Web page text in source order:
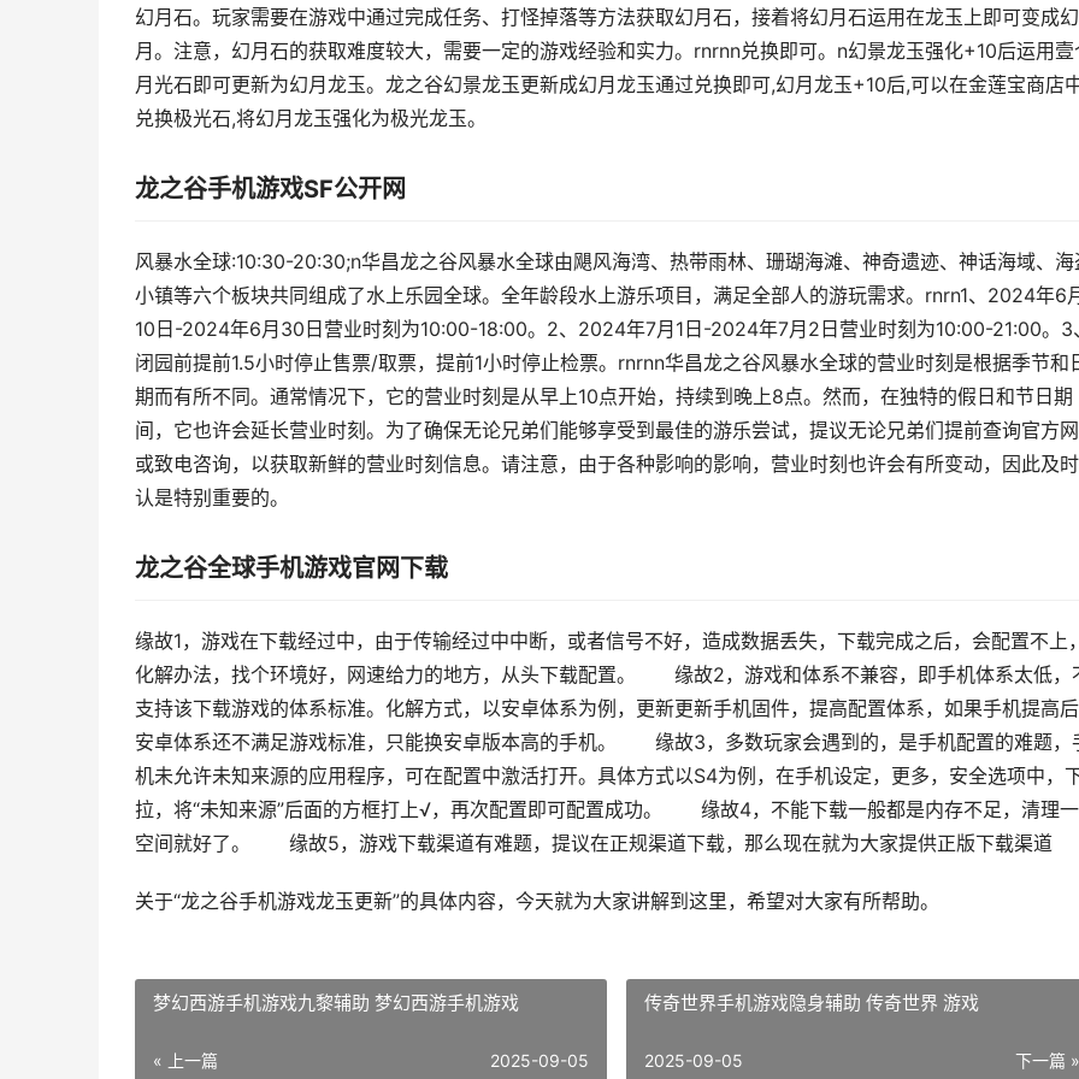
幻月石。玩家需要在游戏中通过完成任务、打怪掉落等方法获取幻月石，接着将幻月石运用在龙玉上即可变成幻
月。注意，幻月石的获取难度较大，需要一定的游戏经验和实力。rnrnn兑换即可。n幻景龙玉强化+10后运用壹
月光石即可更新为幻月龙玉。龙之谷幻景龙玉更新成幻月龙玉通过兑换即可,幻月龙玉+10后,可以在金莲宝商店
兑换极光石,将幻月龙玉强化为极光龙玉。
龙之谷手机游戏SF公开网
风暴水全球:10:30-20:30;n华昌龙之谷风暴水全球由飓风海湾、热带雨林、珊瑚海滩、神奇遗迹、神话海域、海
小镇等六个板块共同组成了水上乐园全球。全年龄段水上游乐项目，满足全部人的游玩需求。rnrn1、2024年6
10日-2024年6月30日营业时刻为10:00-18:00。2、2024年7月1日-2024年7月2日营业时刻为10:00-21:00。3
闭园前提前1.5小时停止售票/取票，提前1小时停止检票。rnrnn华昌龙之谷风暴水全球的营业时刻是根据季节和
期而有所不同。通常情况下，它的营业时刻是从早上10点开始，持续到晚上8点。然而，在独特的假日和节日期
间，它也许会延长营业时刻。为了确保无论兄弟们能够享受到最佳的游乐尝试，提议无论兄弟们提前查询官方
或致电咨询，以获取新鲜的营业时刻信息。请注意，由于各种影响的影响，营业时刻也许会有所变动，因此及
认是特别重要的。
龙之谷全球手机游戏官网下载
缘故1，游戏在下载经过中，由于传输经过中中断，或者信号不好，造成数据丢失，下载完成之后，会配置不上，
化解办法，找个环境好，网速给力的地方，从头下载配置。 缘故2，游戏和体系不兼容，即手机体系太低，
支持该下载游戏的体系标准。化解方式，以安卓体系为例，更新更新手机固件，提高配置体系，如果手机提高
安卓体系还不满足游戏标准，只能换安卓版本高的手机。 缘故3，多数玩家会遇到的，是手机配置的难题，
机未允许未知来源的应用程序，可在配置中激活打开。具体方式以S4为例，在手机设定，更多，安全选项中，
拉，将“未知来源”后面的方框打上√，再次配置即可配置成功。 缘故4，不能下载一般都是内存不足，清理
空间就好了。 缘故5，游戏下载渠道有难题，提议在正规渠道下载，那么现在就为大家提供正版下载渠道
关于“龙之谷手机游戏龙玉更新”的具体内容，今天就为大家讲解到这里，希望对大家有所帮助。
梦幻西游手机游戏九黎辅助 梦幻西游手机游戏
« 上一篇 2025-09-05
传奇世界手机游戏隐身辅助 传奇世界 游戏
下一篇 »
2025-09-05